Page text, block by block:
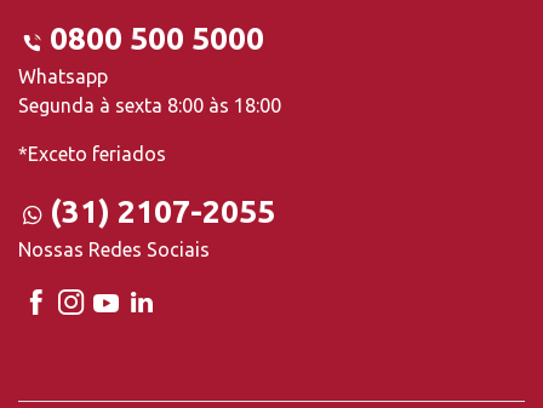
0800 500 5000
Whatsapp
Segunda à sexta 8:00 às 18:00
*Exceto feriados
(31) 2107-2055
Nossas Redes Sociais